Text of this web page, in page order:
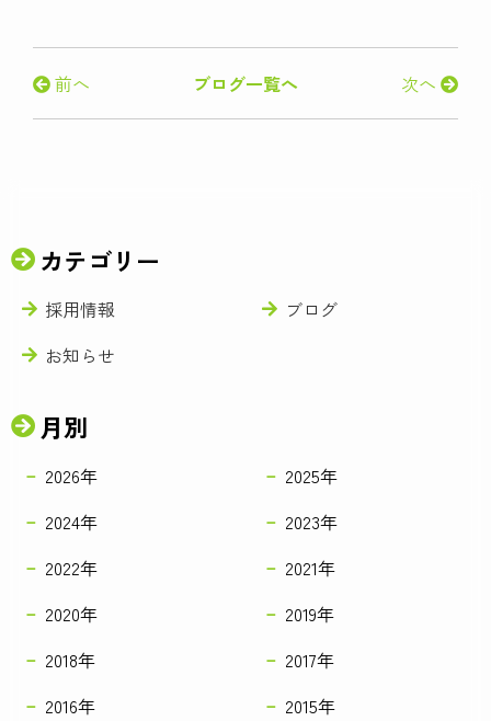
前へ 次へ
ブログ一覧へ
カテゴリー
採用情報
ブログ
お知らせ
月別
2026年
2025年
2024年
2023年
2022年
2021年
2020年
2019年
2018年
2017年
2016年
2015年